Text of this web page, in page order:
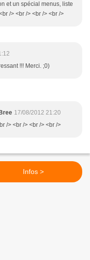
et un spécial menus, liste
/> <br /> <br /> <br />
!!! Merci. ;0)
17/08/2012 21:20
/> <br /> <br /> <br />
Infos >